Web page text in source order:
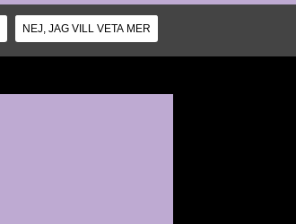
NEJ, JAG VILL VETA MER